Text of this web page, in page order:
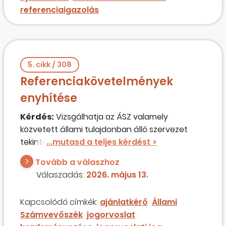
referenciaigazolás
5. cikk / 308
Referenciakövetelmények
enyhítése
Kérdés: Vizsgálhatja az ÁSZ valamely
közvetett állami tulajdonban álló szervezet
tekintetében, hogy közbeszerzési
ajánlatkérőnek minősül-e? Van-e jogorvoslati
jogosultsága ebben a kérdésben?
Tovább a válaszhoz
Válaszadás: 2026. május 13.
Kapcsolódó címkék: ajánlatkérő Állami
Számvevőszék jogorvoslat